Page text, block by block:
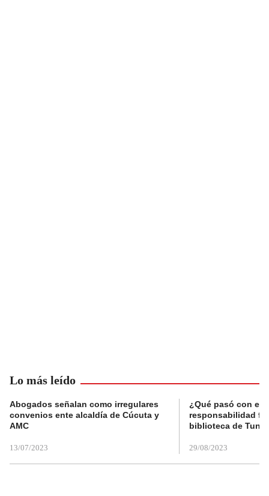
Lo más leído
Abogados señalan como irregulares
convenios ente alcaldía de Cúcuta y
AMC
13/07/2023
¿Qué pasó con el
responsabilidad
biblioteca de
29/08/2023